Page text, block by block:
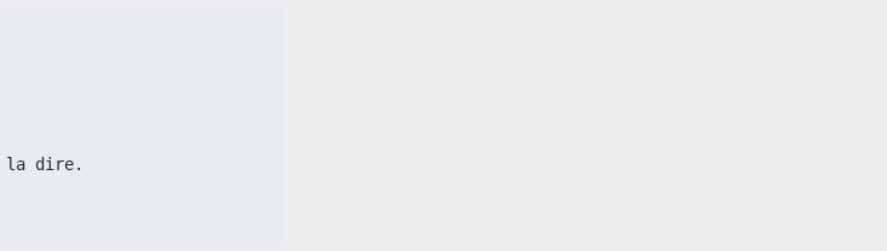
la dire.